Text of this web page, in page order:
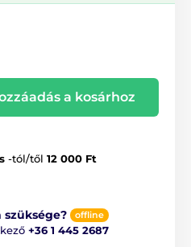
a kosárhoz
-tól/től 12 000 Ft
szüksége? offline
+36 1 445 2687